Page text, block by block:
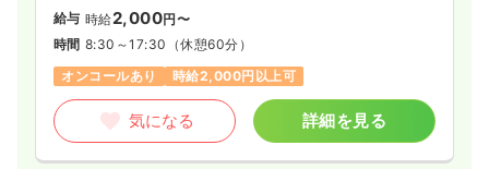
給与 時給2,000円〜
時間 8:30～17:30 （休憩60分）
オンコールあり
時給2,000円以上可
気になる 詳細を見る